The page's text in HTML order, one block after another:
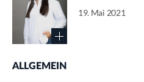
19. Mai 2021
ALLGEMEIN